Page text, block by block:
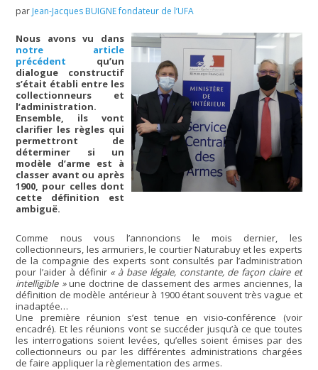
par Jean-Jacques BUIGNE fondateur de l’UFA
Nous avons vu dans
notre article
précédent qu’un
dialogue constructif
s’était établi entre les
collectionneurs et
l’administration.
Ensemble, ils vont
clarifier les règles qui
permettront de
déterminer si un
modèle d’arme est à
classer avant ou après
1900, pour celles dont
cette définition est
ambiguë.
Comme nous vous l’annoncions le mois dernier, les
collectionneurs, les armuriers, le courtier Naturabuy et les experts
de la compagnie des experts sont consultés par l’administration
pour l’aider à définir « à base légale, constante, de façon claire et
intelligible »une doctrine de classement des armes anciennes, la
définition de modèle antérieur à 1900 étant souvent très vague et
inadaptée…
Une première réunion s’est tenue en visio-conférence (voir
encadré). Et les réunions vont se succéder jusqu’à ce que toutes
les interrogations soient levées, qu’elles soient émises par des
collectionneurs ou par les différentes administrations chargées
de faire appliquer la règlementation des armes.